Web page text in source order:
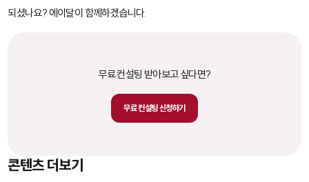
되셨나요? 에이달이 함께하겠습니다.
무료 컨설팅 받아보고 싶다면?
무료 컨설팅 신청하기
콘텐츠 더보기